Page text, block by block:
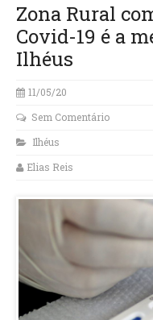
Zona Rural
Covid-19 é a
Ilhéus
11/05/20
Sem Comentário
Ilhéus
Elias Reis